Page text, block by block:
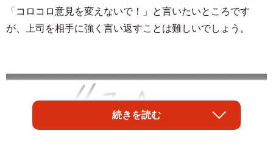
「コロコロ意見を変えないで！」と言いたいところです
が、上司を相手に強く言い返すことは難しいでしょう。
続きを読む